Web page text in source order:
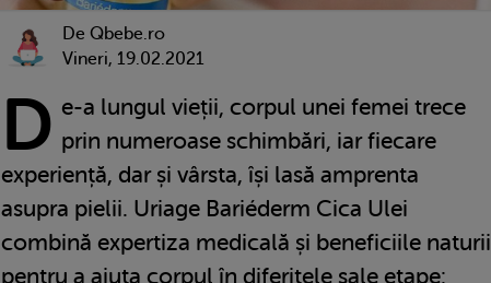
De Qbebe.ro
Vineri, 19.02.2021
D e-a lungul vieții, corpul unei femei trece
prin numeroase schimbări, iar fiecare
experiență, dar și vârsta, își lasă amprenta
asupra pielii. Uriage Bariéderm Cica Ulei
combină expertiza medicală și beneficiile naturii
pentru a ajuta corpul în diferitele sale etape: